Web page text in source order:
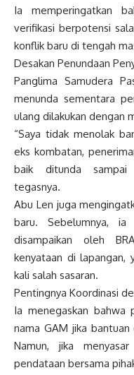
Ia memperingatkan
verifikasi berpotensi
konflik baru di tengah
Desakan Penundaan
Panglima Samudera
menunda sementara
ulang dilakukan dengan
“Saya tidak menolak
eks kombatan,
baik ditunda sampai
tegasnya.
Abu Len juga
baru. Sebelumnya,
disampaikan oleh
kenyataan di lapangan,
kali salah sasaran.
Pentingnya Koordinasi
Ia menegaskan bahwa
nama GAM jika
Namun, jika
pendataan bersama